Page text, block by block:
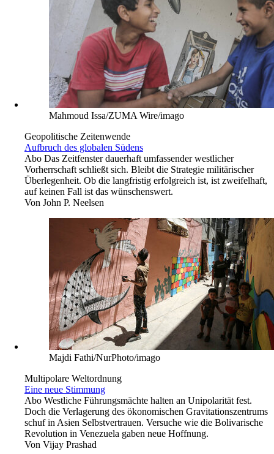
Mahmoud Issa/ZUMA Wire/imago
Geopolitische Zeitenwende
Aufbruch des globalen Südens
Abo Das Zeitfenster dauerhaft umfassender westlicher
Vorherrschaft schließt sich. Bleibt die Strategie militärischer
Überlegenheit. Ob die langfristig erfolgreich ist, ist zweifelhaft,
auf keinen Fall ist das wünschenswert.
Von John P. Neelsen
Majdi Fathi/NurPhoto/imago
Multipolare Weltordnung
Eine neue Stimmung
Abo Westliche Führungsmächte halten an Unipolarität fest.
Doch die Verlagerung des ökonomischen Gravitationszentrums
schuf in Asien Selbstvertrauen. Versuche wie die Bolivarische
Revolution in Venezuela gaben neue Hoffnung.
Von Vijay Prashad